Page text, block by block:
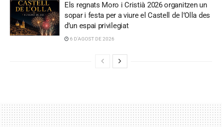
Els regnats Moro i Cristià 2026 organitzen un
sopar i festa per a viure el Castell de l’Olla des
d’un espai privilegiat
6 D'AGOST DE 2026